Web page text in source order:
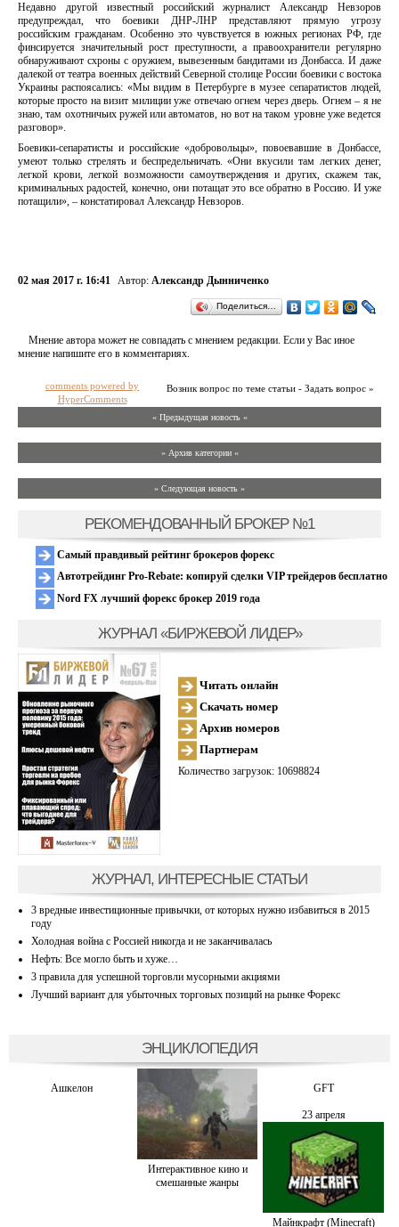
Недавно другой известный российский журналист Александр Невзоров
предупреждал, что боевики ДНР-ЛНР представляют прямую угрозу
российским гражданам. Особенно это чувствуется в южных регионах РФ, где
финсируется значительный рост преступности, а правоохранители регулярно
обнаруживают схроны с оружием, вывезенным бандитами из Донбасса. И даже
далекой от театра военных действий Северной столице России боевики с востока
Украины распоясались: «Мы видим в Петербурге в музее сепаратистов людей,
которые просто на визит милиции уже отвечаю огнем через дверь. Огнем – я не
знаю, там охотничьих ружей или автоматов, но вот на таком уровне уже ведется
разговор».
Боевики-сепаратисты и российские «добровольцы», повоевавшие в Донбассе,
умеют только стрелять и беспредельничать. «Они вкусили там легких денег,
легкой крови, легкой возможности самоутверждения и других, скажем так,
криминальных радостей, конечно, они потащат это все обратно в Россию. И уже
потащили», – констатировал Александр Невзоров.
02 мая 2017 г. 16:41 Автор: Александр Дынниченко
Поделиться…
Мнение автора может не совпадать с мнением редакции. Если у Вас иное
мнение напишите его в комментариях.
Возник вопрос по теме статьи - Задать вопрос »
comments powered by
HyperComments
« Предыдущая новость «
» Архив категории «
» Следующая новость »
РЕКОМЕНДОВАННЫЙ БРОКЕР №1
Самый правдивый рейтинг брокеров форекс
Автотрейдинг Pro-Rebate: копируй сделки VIP трейдеров бесплатно
Nord FX лучший форекс брокер 2019 года
ЖУРНАЛ «БИРЖЕВОЙ ЛИДЕР»
Читать онлайн
Скачать номер
Архив номеров
Партнерам
Количество загрузок: 10698824
ЖУРНАЛ, ИНТЕРЕСНЫЕ СТАТЬИ
3 вредные инвестиционные привычки, от которых нужно избавиться в 2015
году
Холодная война с Россией никогда и не заканчивалась
Нефть: Все могло быть и хуже…
3 правила для успешной торговли мусорными акциями
Лучший вариант для убыточных торговых позиций на рынке Форекс
ЭНЦИКЛОПЕДИЯ
Ашкелон
Интерактивное кино и
смешанные жанры
GFT
23 апреля
Майнкрафт (Minecraft)